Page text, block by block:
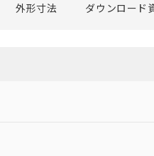
外形寸法 ダウンロード